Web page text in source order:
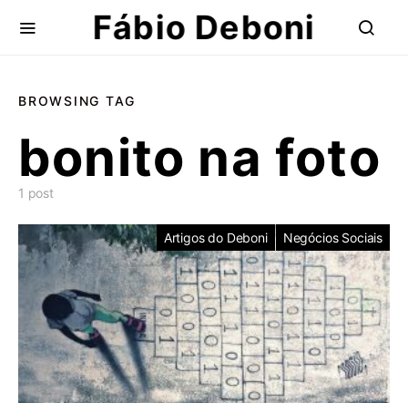
Fábio Deboni
BROWSING TAG
bonito na foto
1 post
Artigos do Deboni Negócios Sociais